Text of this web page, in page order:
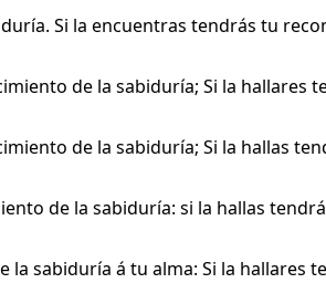
Si la encuentras tendrás tu
de la sabiduría; Si la hallares
de la sabiduría; Si la hallas
de la sabiduría: si la hallas
la sabiduría á tu alma: Si la hallares